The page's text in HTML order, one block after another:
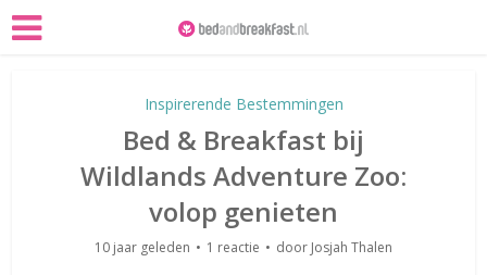
Inspirerende Bestemmingen
Bed & Breakfast bij
Wildlands Adventure Zoo:
volop genieten
10 jaar geleden 1 reactie door Josjah Thalen